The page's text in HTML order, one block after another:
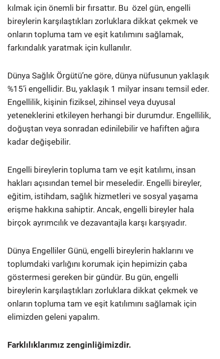
kılmak için önemli bir fırsattır. Bu özel gün, engelli
bireylerin karşılaştıkları zorluklara dikkat çekmek ve
onların topluma tam ve eşit katılımını sağlamak,
farkındalık yaratmak için kullanılır.
Dünya Sağlık Örgütü’ne göre, dünya nüfusunun yaklaşık
%15’i engellidir. Bu, yaklaşık 1 milyar insanı temsil eder.
Engellilik, kişinin fiziksel, zihinsel veya duyusal
yeteneklerini etkileyen herhangi bir durumdur. Engellilik,
doğuştan veya sonradan edinilebilir ve hafiften ağıra
kadar değişebilir.
Engelli bireylerin topluma tam ve eşit katılımı, insan
hakları açısından temel bir meseledir. Engelli bireyler,
eğitim, istihdam, sağlık hizmetleri ve sosyal yaşama
erişme hakkına sahiptir. Ancak, engelli bireyler hala
birçok ayrımcılık ve dezavantajla karşı karşıyadır.
Dünya Engelliler Günü, engelli bireylerin haklarını ve
toplumdaki varlığını korumak için hepimizin çaba
göstermesi gereken bir gündür. Bu gün, engelli
bireylerin karşılaştıkları zorluklara dikkat çekmek ve
onların topluma tam ve eşit katılımını sağlamak için
elimizden geleni yapalım.
Farklılıklarımız zenginliğimizdir.